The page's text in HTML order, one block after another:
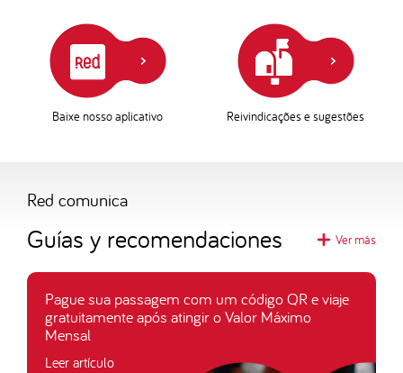
Baixe nosso aplicativo Reivindicações e sugestões
Red comunica
Guías y recomendaciones Ver más
Pague sua passagem com um código QR e viaje
gratuitamente após atingir o Valor Máximo
Mensal
Leer artículo